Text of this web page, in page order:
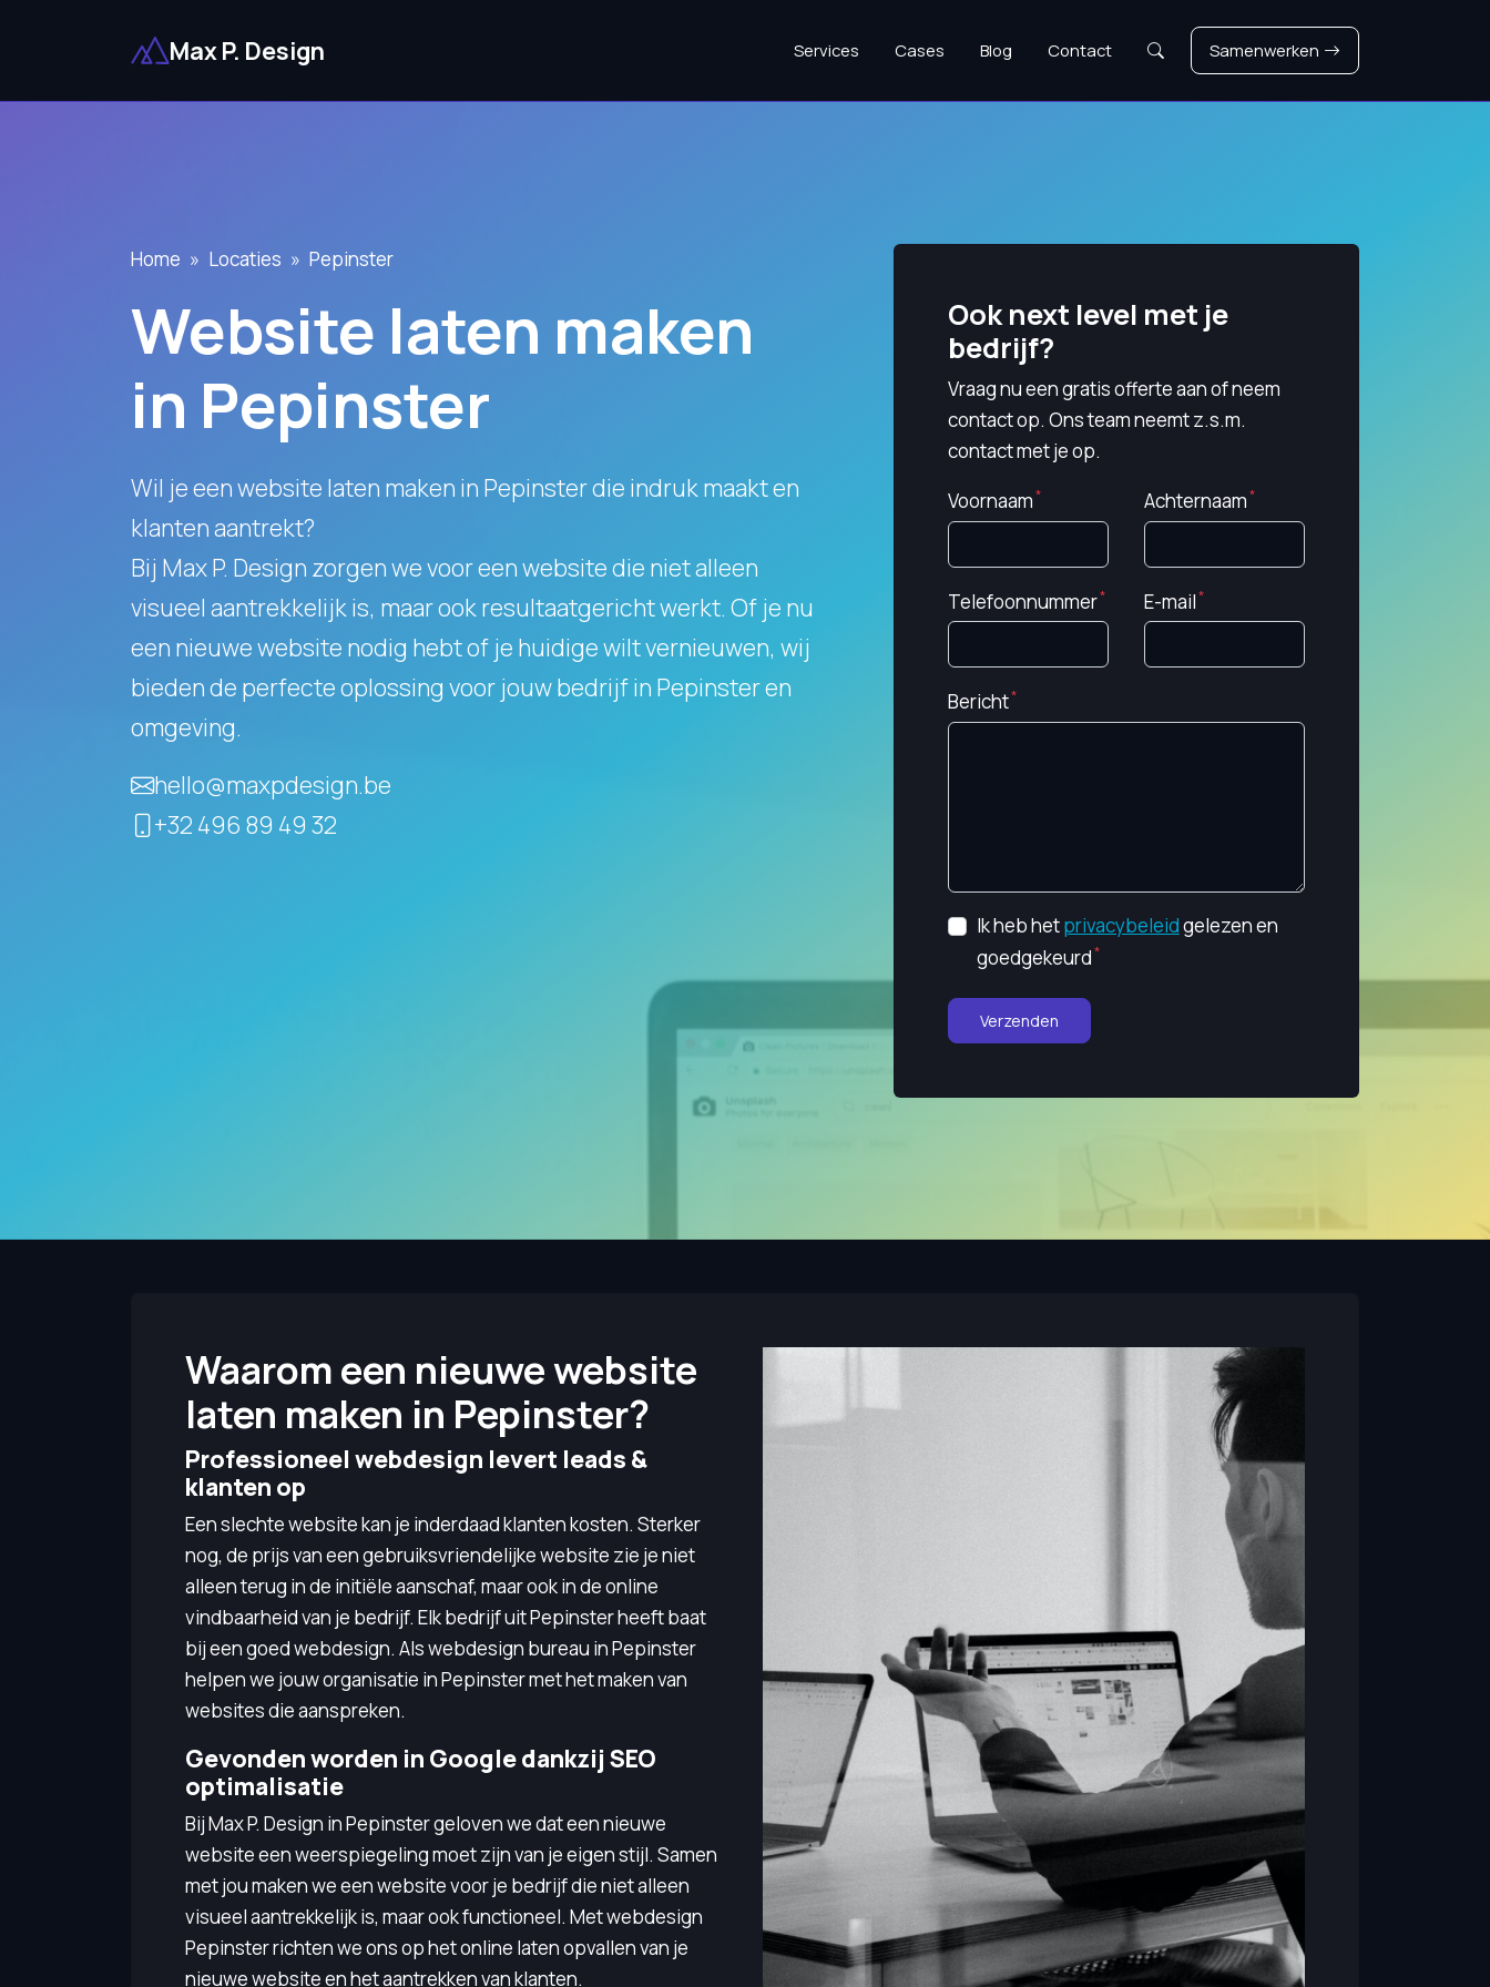
Max P. Design Services Cases Blog Contact Zoeken Samenwerken
Home Locaties Pepinster
Website laten maken
in Pepinster
Wil je een website laten maken in Pepinster die indruk maakt en
klanten aantrekt?
Bij Max P. Design zorgen we voor een website die niet alleen
visueel aantrekkelijk is, maar ook resultaatgericht werkt. Of je nu
een nieuwe website nodig hebt of je huidige wilt vernieuwen, wij
bieden de perfecte oplossing voor jouw bedrijf in Pepinster en
omgeving.
hello@maxpdesign.be
+32 496 89 49 32
Ook next level met je
bedrijf?
Vraag nu een gratis offerte aan of neem
contact op. Ons team neemt z.s.m.
contact met je op.
Voornaam
Achternaam
Telefoonnummer E-mail
Bericht
Ik heb hetprivacybeleidgelezen en
goedgekeurd
Verzenden
Waarom een nieuwe website
laten maken in Pepinster?
Professioneel webdesign levert leads &
klanten op
Een slechte website kan je inderdaad klanten kosten. Sterker
nog, de prijs van een gebruiksvriendelijke website zie je niet
alleen terug in de initiële aanschaf, maar ook in de online
vindbaarheid van je bedrijf. Elk bedrijf uit Pepinster heeft baat
bij een goed webdesign. Als webdesign bureau in Pepinster
helpen we jouw organisatie in Pepinster met het maken van
websites die aanspreken.
Gevonden worden in Google dankzij SEO
optimalisatie
Bij Max P. Design in Pepinster geloven we dat een nieuwe
website een weerspiegeling moet zijn van je eigen stijl. Samen
met jou maken we een website voor je bedrijf die niet alleen
visueel aantrekkelijk is, maar ook functioneel. Met webdesign
Pepinster richten we ons op het online laten opvallen van je
nieuwe website en het aantrekken van klanten.